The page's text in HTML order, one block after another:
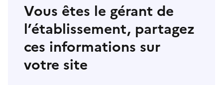
Vous êtes le gérant de
l’établissement, partagez
ces informations sur
votre site